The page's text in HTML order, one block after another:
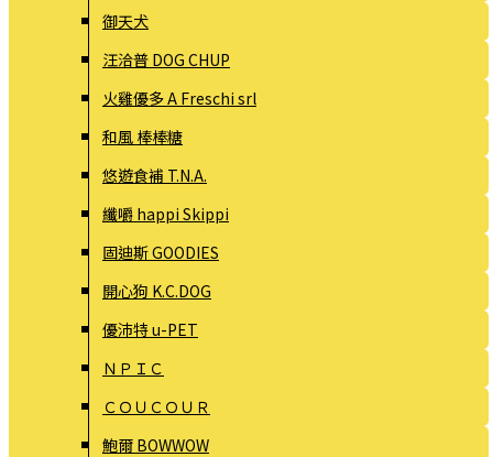
御天犬
汪洽普 DOG CHUP
火雞優多 A Freschi srl
和風 棒棒糖
悠遊食補 T.N.A.
纖嚼 happi Skippi
固迪斯 GOODIES
開心狗 K.C.DOG
優沛特 u-PET
ＮＰＩＣ
ＣＯＵＣＯＵＲ
鮑爾 BOWWOW